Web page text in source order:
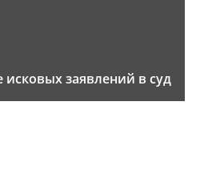
исковых заявлений в суд